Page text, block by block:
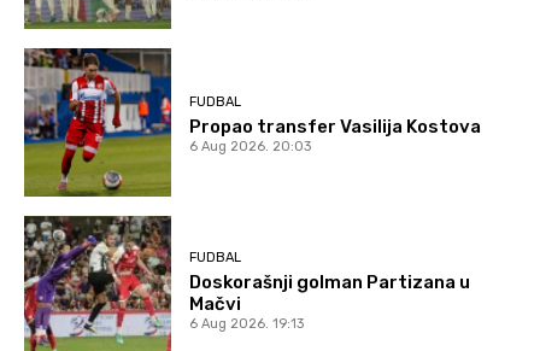
FUDBAL
Propao transfer Vasilija Kostova
6 Aug 2026. 20:03
FUDBAL
Doskorašnji golman Partizana u
Mačvi
6 Aug 2026. 19:13